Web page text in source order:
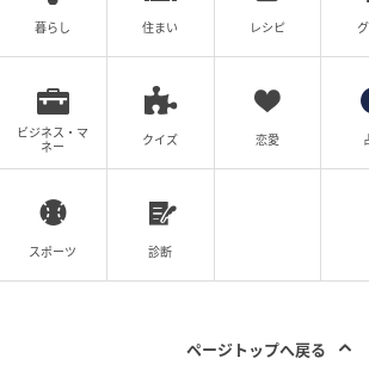
のでしょうか。
妊娠中帰ってこなかった夫が
た妻への一言に鳥肌！【妊娠
第26話
暮らし 住まい レシピ
ビジネス・マ
ネー
クイズ 恋愛
スポーツ 診断
ページトップへ戻る